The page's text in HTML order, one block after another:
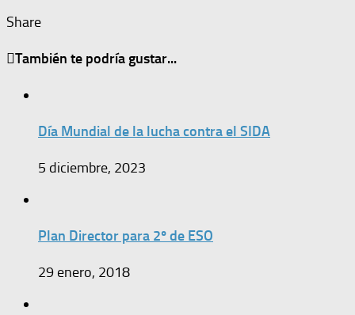
Share
También te podría gustar...
Día Mundial de la lucha contra el SIDA
5 diciembre, 2023
Plan Director para 2º de ESO
29 enero, 2018